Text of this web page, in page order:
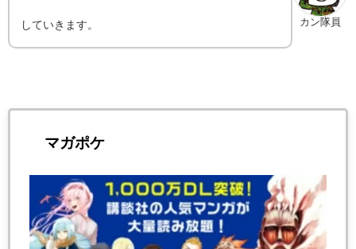
カン隊員
していきます。
マガポケ